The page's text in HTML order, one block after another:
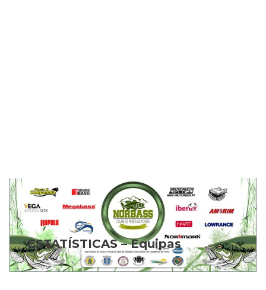
ESTATÍSTICAS – Equipas